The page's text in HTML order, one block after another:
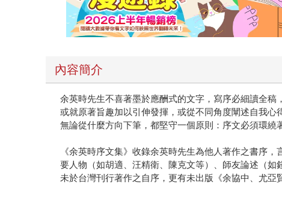
內容簡介
余英時先生不喜著墨於應酬式的文字，寫序必細讀全稿
或就原著旨趣加以引伸發揮，或從不同角度闡述自我心
無論從什麼方向下筆，都堅守一個原則：序文必須環繞
《余英時序文集》收錄余英時先生為他人著作之書序
要人物（如胡適、汪精衛、陳克文等）、師友論述（
未於台灣刊行著作之自序，更有未出版《余協中、尤亞